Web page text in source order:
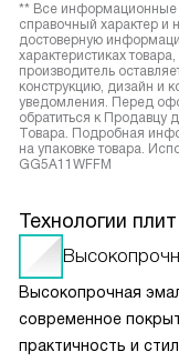
** Все информационные
справочный характер и
достоверную
характеристиках
производитель
конструкцию, дизайн и
уведомления. Перед
обратиться к Продавцу
Товара. Подробная
на упаковке товара.
GG5A11WFFM
Технологии
Высокопрочная
современное
практичность и